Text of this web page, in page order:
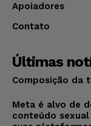
Apoiadores
Contato
Últimas
Composição da
Meta é alvo de
conteúdo